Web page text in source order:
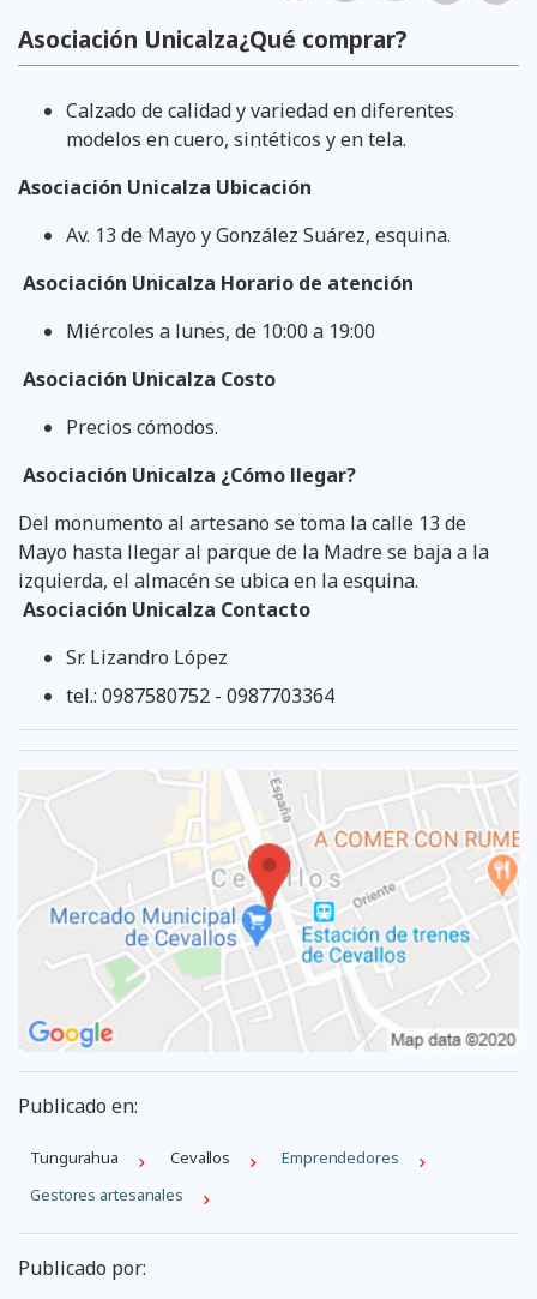
Asociación Unicalza¿Qué comprar?
Calzado de calidad y variedad en diferentes
modelos en cuero, sintéticos y en tela.
Asociación Unicalza Ubicación
Av. 13 de Mayo y González Suárez, esquina.
Asociación Unicalza Horario de atención
Miércoles a lunes, de 10:00 a 19:00
Asociación Unicalza Costo
Precios cómodos.
Asociación Unicalza ¿Cómo llegar?
Del monumento al artesano se toma la calle 13 de
Mayo hasta llegar al parque de la Madre se baja a la
izquierda, el almacén se ubica en la esquina.
Asociación Unicalza Contacto
Sr. Lizandro López
tel.: 0987580752 - 0987703364
Publicado en:
Tungurahua Cevallos
Emprendedores
Gestores artesanales
Publicado por: